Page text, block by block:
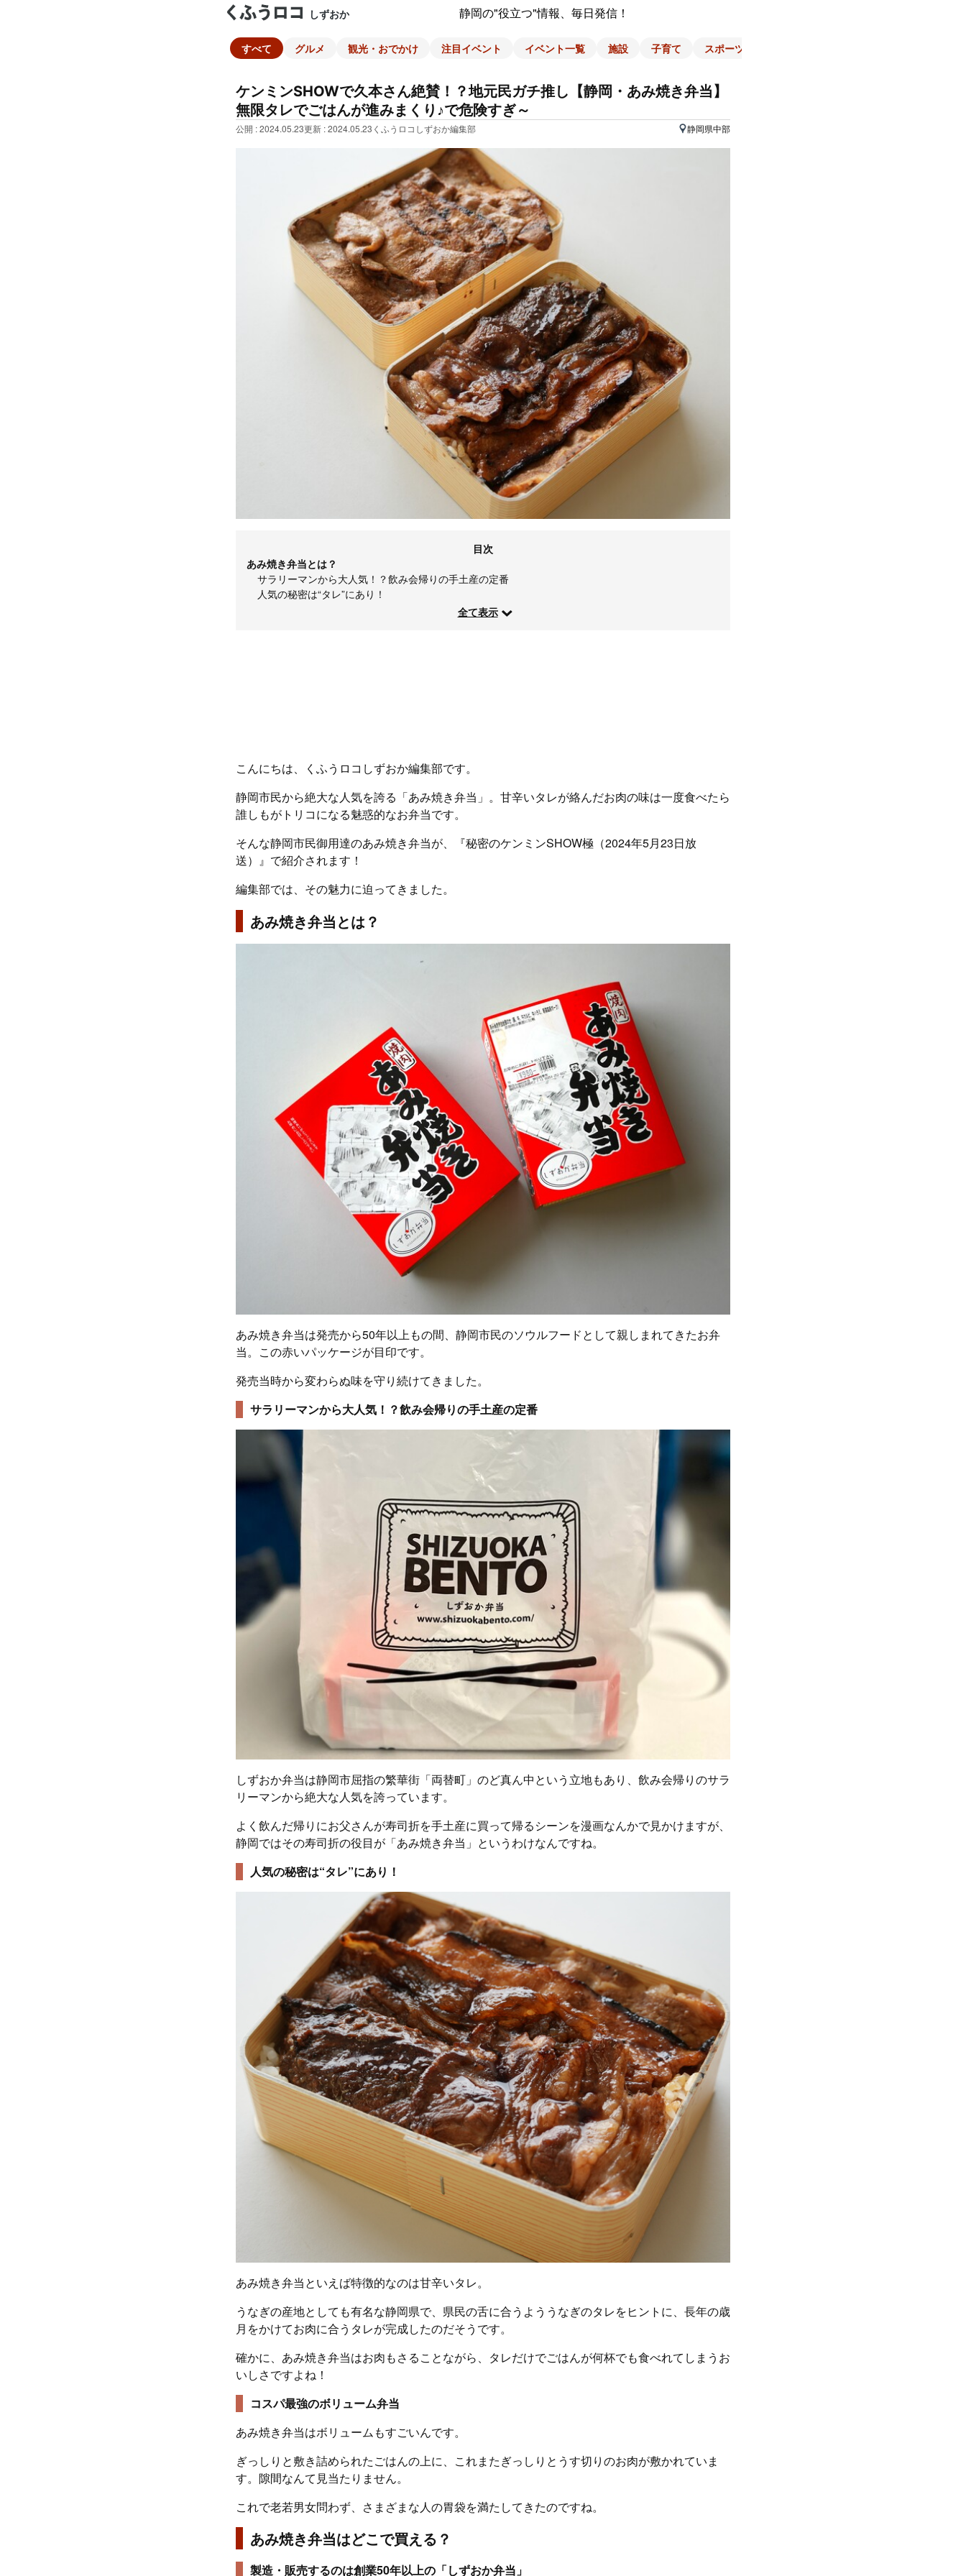
しずおか 静岡の"役立つ"情報、毎日発信！
すべて グルメ 観光・おでかけ 注目イベント イベント一覧 施設 子育て スポーツ
ケンミンSHOWで久本さん絶賛！？地元民ガチ推し【静岡・あみ焼き弁当】
無限タレでごはんが進みまくり♪で危険すぎ～
公開 : 2024.05.23更新 : 2024.05.23 くふうロコしずおか編集部 静岡県中部
目次
あみ焼き弁当とは？
サラリーマンから大人気！？飲み会帰りの手土産の定番
人気の秘密は“タレ”にあり！
全て表示
こんにちは、くふうロコしずおか編集部です。
静岡市民から絶大な人気を誇る「あみ焼き弁当」。甘辛いタレが絡んだお肉の味は一度食べたら
誰しもがトリコになる魅惑的なお弁当です。
そんな静岡市民御用達のあみ焼き弁当が、『秘密のケンミンSHOW極（2024年5月23日放
送）』で紹介されます！
編集部では、その魅力に迫ってきました。
あみ焼き弁当とは？
あみ焼き弁当は発売から50年以上もの間、静岡市民のソウルフードとして親しまれてきたお弁
当。この赤いパッケージが目印です。
発売当時から変わらぬ味を守り続けてきました。
サラリーマンから大人気！？飲み会帰りの手土産の定番
しずおか弁当は静岡市屈指の繁華街「両替町」のど真ん中という立地もあり、飲み会帰りのサラ
リーマンから絶大な人気を誇っています。
よく飲んだ帰りにお父さんが寿司折を手土産に買って帰るシーンを漫画なんかで見かけますが、
静岡ではその寿司折の役目が「あみ焼き弁当」というわけなんですね。
人気の秘密は“タレ”にあり！
あみ焼き弁当といえば特徴的なのは甘辛いタレ。
うなぎの産地としても有名な静岡県で、県民の舌に合うよううなぎのタレをヒントに、長年の歳
月をかけてお肉に合うタレが完成したのだそうです。
確かに、あみ焼き弁当はお肉もさることながら、タレだけでごはんが何杯でも食べれてしまうお
いしさですよね！
コスパ最強のボリューム弁当
あみ焼き弁当はボリュームもすごいんです。
ぎっしりと敷き詰められたごはんの上に、これまたぎっしりとうす切りのお肉が敷かれていま
す。隙間なんて見当たりません。
これで老若男女問わず、さまざまな人の胃袋を満たしてきたのですね。
あみ焼き弁当はどこで買える？
製造・販売するのは創業50年以上の「しずおか弁当」